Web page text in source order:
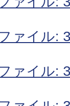
ァイル:
ァイル: